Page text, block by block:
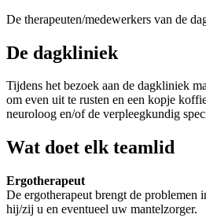
De therapeuten/medewerkers van de
De dagkliniek
Tijdens het bezoek aan de dagkliniek
om even uit te rusten en een kopje
neuroloog en/of de verpleegkundig
Wat doet elk teamlid
Ergotherapeut
De ergotherapeut brengt de
hij/zij u en eventueel uw mantelzorger.